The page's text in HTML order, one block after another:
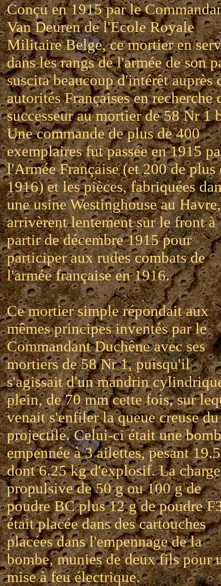
Conçu en 1915 par le
Van Deuren de l'Ecole Royale
Militaire Belge, ce mortier en
dans les rangs de l'armée de son
suscita beaucoup d'intérêt auprès
autorités Françaises en recherche
successeur au mortier de 58 Nr 1
Une commande de plus de 400
exemplaires fut passée en 1915
l'Armée Française (et 200 de plus
1916) et les pièces, fabriquées
une usine Westinghouse au Havre,
arrivèrent lentement sur le front à
partir de décembre 1915 pour
participer aux rudes combats de
l'armée française en 1916.
Ce mortier simple répondait aux
mêmes principes inventés par le
Commandant Duchêne avec ses
mortiers de 58 Nr 1, puisqu'il
s'agissait d'un mandrin
plein, de 70 mm cette fois, sur
venait s'enfiler la queue creuse du
projectile. Celui-ci était une
empennée à 3 ailettes, pesant
dont 6.25 kg d'explosif. La charge
propulsive de 50 g ou 100 g de
poudre BC plus 12 g de poudre
était placée dans des cartouches
placées dans l'empennage de la
bombe, munies de deux fils pour
mise à feu électrique.